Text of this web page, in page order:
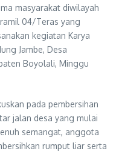
masyarakat diwilayah
04/Teras yang
kegiatan Karya
Jambe, Desa
Boyolali, Minggu
pada pembersihan
jalan desa yang mulai
semangat, anggota
rumput liar serta